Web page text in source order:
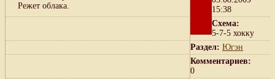
Режет облака.
15:38
Схема:
5-7-5 хокку
Раздел: Югэн
Комментариев:
0